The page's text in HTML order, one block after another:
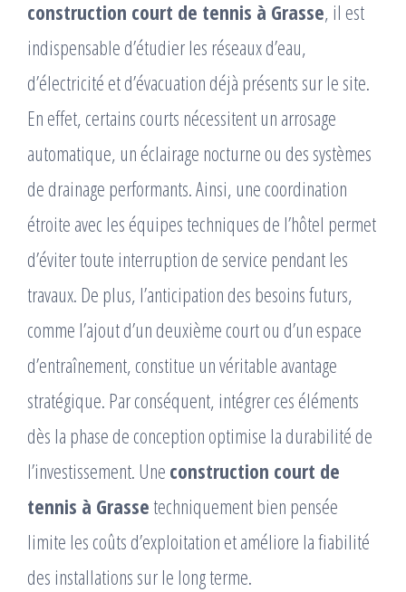
construction court de tennis à Grasse, il est
indispensable d’étudier les réseaux d’eau,
d’électricité et d’évacuation déjà présents sur le site.
En effet, certains courts nécessitent un arrosage
automatique, un éclairage nocturne ou des systèmes
de drainage performants. Ainsi, une coordination
étroite avec les équipes techniques de l’hôtel permet
d’éviter toute interruption de service pendant les
travaux. De plus, l’anticipation des besoins futurs,
comme l’ajout d’un deuxième court ou d’un espace
d’entraînement, constitue un véritable avantage
stratégique. Par conséquent, intégrer ces éléments
dès la phase de conception optimise la durabilité de
l’investissement. Une construction court de
tennis à Grasse techniquement bien pensée
limite les coûts d’exploitation et améliore la fiabilité
des installations sur le long terme.